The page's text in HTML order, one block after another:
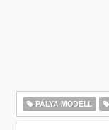
PÁLYA MODELL